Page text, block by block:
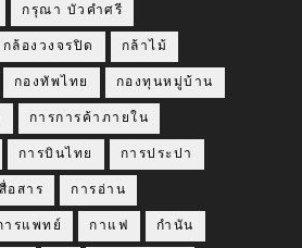
กรุณา บัวคำศรี
กล้องวงจรปิด กล้าไม้
กองทัพไทย กองทุนหมู่บ้าน
การการค้าภายใน
การบินไทย การประปา
อสาร การอ่าน
ารแพทย์ กาแฟ กำนัน